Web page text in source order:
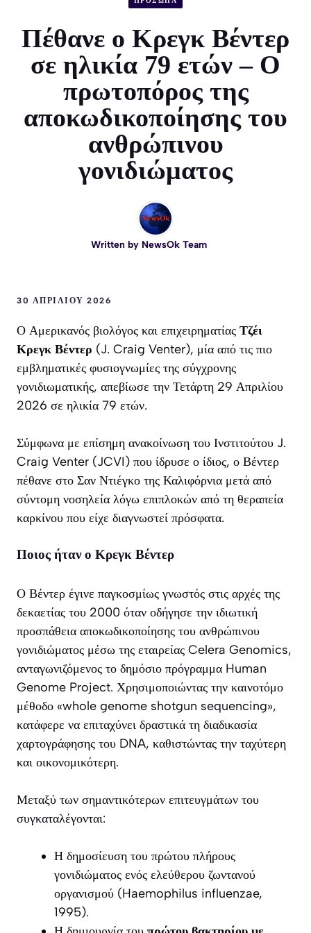
Πέθανε ο Κρεγκ Βέντερ
σε ηλικία 79 ετών – Ο
πρωτοπόρος της
αποκωδικοποίησης του
ανθρώπινου
γονιδιώματος
Written by NewsOk Team
30 ΑΠΡΙΛΊΟΥ 2026
Ο Αμερικανός βιολόγος και επιχειρηματίας Τζέι
Κρεγκ Βέντερ (J. Craig Venter), μία από τις πιο
εμβληματικές φυσιογνωμίες της σύγχρονης
γονιδιωματικής, απεβίωσε την Τετάρτη 29 Απριλίου
2026 σε ηλικία 79 ετών.
Σύμφωνα με επίσημη ανακοίνωση του Ινστιτούτου J.
Craig Venter (JCVI) που ίδρυσε ο ίδιος, ο Βέντερ
πέθανε στο Σαν Ντιέγκο της Καλιφόρνια μετά από
σύντομη νοσηλεία λόγω επιπλοκών από τη θεραπεία
καρκίνου που είχε διαγνωστεί πρόσφατα.
Ποιος ήταν ο Κρεγκ Βέντερ
Ο Βέντερ έγινε παγκοσμίως γνωστός στις αρχές της
δεκαετίας του 2000 όταν οδήγησε την ιδιωτική
προσπάθεια αποκωδικοποίησης του ανθρώπινου
γονιδιώματος μέσω της εταιρείας Celera Genomics,
ανταγωνιζόμενος το δημόσιο πρόγραμμα Human
Genome Project. Χρησιμοποιώντας την καινοτόμο
μέθοδο «whole genome shotgun sequencing»,
κατάφερε να επιταχύνει δραστικά τη διαδικασία
χαρτογράφησης του DNA, καθιστώντας την ταχύτερη
και οικονομικότερη.
Μεταξύ των σημαντικότερων επιτευγμάτων του
συγκαταλέγονται:
Η δημοσίευση του πρώτου πλήρους
γονιδιώματος ενός ελεύθερου ζωντανού
οργανισμού (Haemophilus influenzae,
1995).